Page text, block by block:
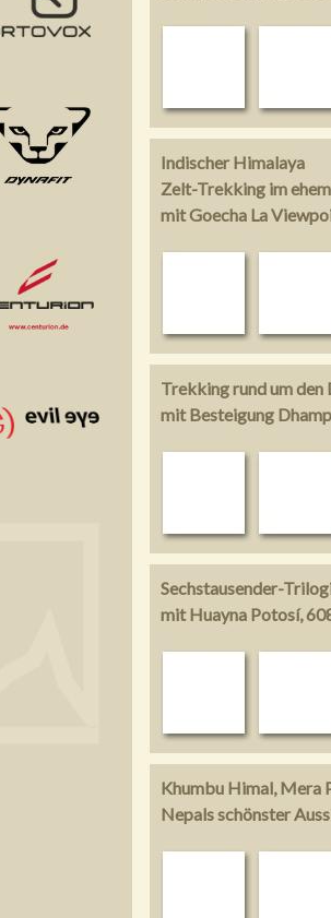
Indischer Himalaya
Zelt-Trekking im
mit Goecha La
Trekking rund um den
mit Besteigung
Sechstausender-
mit Huayna Potosí,
Khumbu Himal, Mera
Nepals schönster